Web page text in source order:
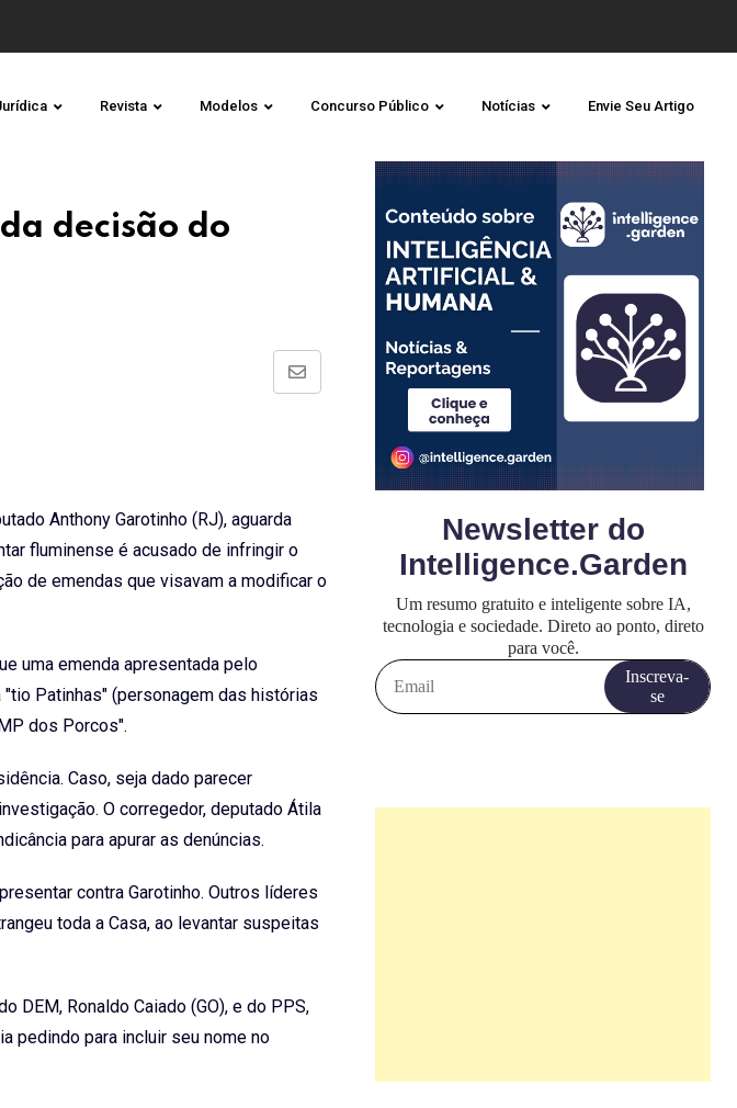
Revista Modelos Concurso Público Notícias Envie Seu Artigo
decisão do
Share
Anthony Garotinho (RJ), aguarda
fluminense é acusado de infringir o
de emendas que visavam a modificar o
uma emenda apresentada pelo
Patinhas" (personagem das histórias
dos Porcos".
Caso, seja dado parecer
O corregedor, deputado Átila
para apurar as denúncias.
contra Garotinho. Outros líderes
toda a Casa, ao levantar suspeitas
DEM, Ronaldo Caiado (GO), e do PPS,
pedindo para incluir seu nome no